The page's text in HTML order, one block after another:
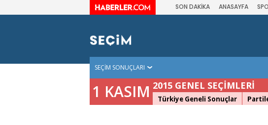
SON DAKİKA ANASAYFA
SEÇİM SONUÇLARI
1 KASIM 2015 GENEL SEÇİMLERİ
Türkiye Geneli Sonuçlar